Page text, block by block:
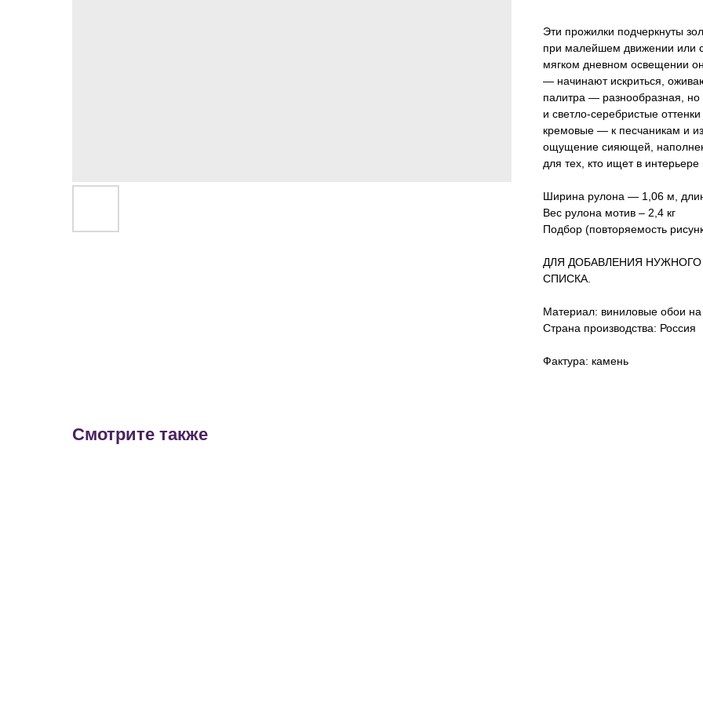
Эти прожилки подчеркнуты
при малейшем движении или
мягком дневном освещении
— начинают искриться,
палитра — разнообразная,
и светло-серебристые
кремовые — к песчаникам и
ощущение сияющей,
для тех, кто ищет в интерьере
Ширина рулона — 1,06 м,
Вес рулона мотив – 2,4 кг
Подбор (повторяемость
ДЛЯ ДОБАВЛЕНИЯ
СПИСКА.
Материал: виниловые обои
Страна производства: Россия
Фактура: камень
Смотрите также